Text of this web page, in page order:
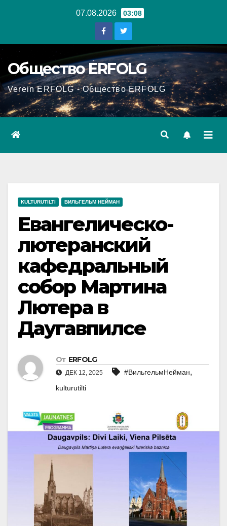
07.08.2026 03:08
Общество ERFOLG
Verein ERFOLG - Общество ERFOLG
KULTURUTILTI ВИЛЬГЕЛЬМ НЕЙМАН
Евангелическо-
лютеранский
кафедральный
собор Мартина
Лютера в
Даугавпилсе
От ERFOLG
ДЕК 12, 2025 #ВильгельмНейман,
kulturutilti